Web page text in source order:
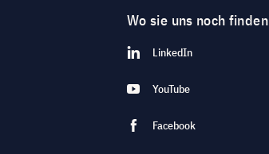
Wo sie uns noch finden
LinkedIn
YouTube
Facebook